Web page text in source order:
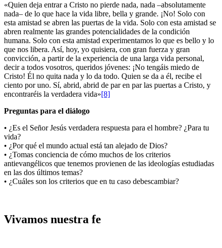
«Quien deja entrar a Cristo no pierde nada, nada –absolutamente
nada– de lo que hace la vida li­bre, bella y grande. ¡No! Solo con
esta amistad se abren las puertas de la vida. Solo con esta amistad se
abren realmente las grandes potencialidades de la condición
humana. Solo con esta amistad expe­rimentamos lo que es bello y lo
que nos libera. Así, hoy, yo quisiera, con gran fuerza y gran
convicción, a partir de la experiencia de una larga vida perso­nal,
decir a todos vosotros, queridos jóvenes: ¡No tengáis miedo de
Cristo! Él no quita nada y lo da todo. Quien se da a él, recibe el
ciento por uno. Sí, abrid, abrid de par en par las puertas a Cristo, y
encontraréis la verdadera vida»[8]
Preguntas para el diálogo
• ¿Es el Señor Jesús verdadera respuesta para el hombre? ¿Para tu
vida?
• ¿Por qué el mundo actual está tan alejado de Dios?
• ¿Tomas conciencia de cómo muchos de los criterios
antievangélicos que tenemos provienen de las ideologías estudiadas
en las dos últimos temas?
• ¿Cuáles son los criterios que en tu caso debescambiar?
Vivamos nuestra fe